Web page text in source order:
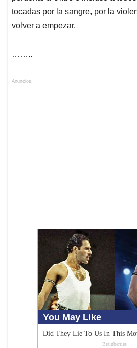
tocadas por la sangre, por la
volver a empezar.
……..
Anuncios.